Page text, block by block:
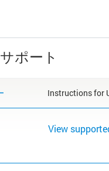
サポート
Instructions for
View